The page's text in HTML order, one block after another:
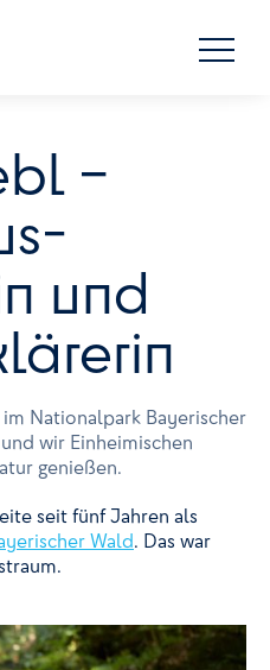
–
und
Nationalpark Bayerischer
wir Einheimischen
genießen.
seit fünf Jahren als
Wald. Das war